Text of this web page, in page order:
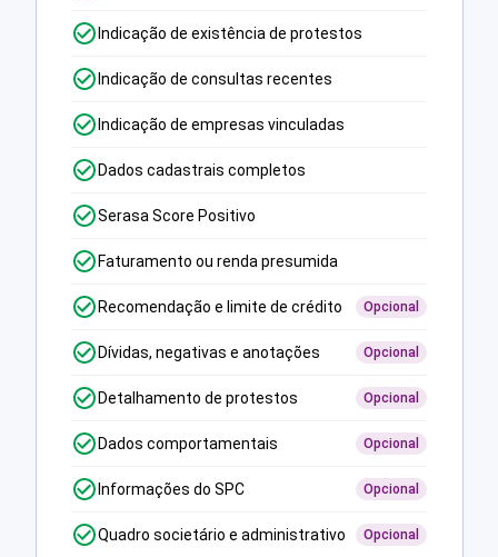
Indicação de existência de protestos
Indicação de consultas recentes
Indicação de empresas vinculadas
Dados cadastrais completos
Serasa Score Positivo
Faturamento ou renda presumida
Recomendação e limite de crédito Opcional
Dívidas, negativas e anotações Opcional
Detalhamento de protestos Opcional
Dados comportamentais Opcional
Informações do SPC Opcional
Quadro societário e administrativo Opcional